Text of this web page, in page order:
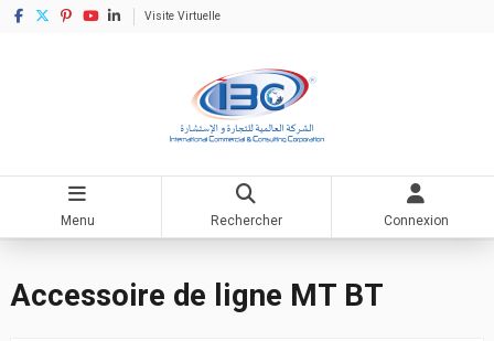
Visite Virtuelle
Menu Rechercher Connexion
Matériel électrique Branchement électrique Accessoire de ligne MT BT
Accessoire de ligne MT BT